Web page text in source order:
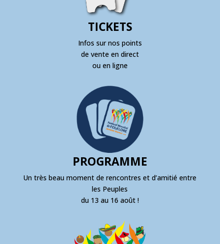
TICKETS
Infos sur nos points
de vente en direct
ou en ligne
PROGRAMME
Un très beau moment de rencontres et d’amitié entre
les Peuples
du 13 au 16 août !